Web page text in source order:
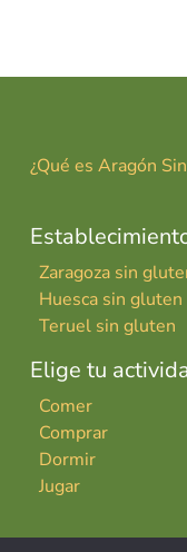
¿Qué es Aragón
Zaragoza sin
Huesca sin gluten
Teruel sin gluten
Elige tu
Comer
Comprar
Dormir
Jugar